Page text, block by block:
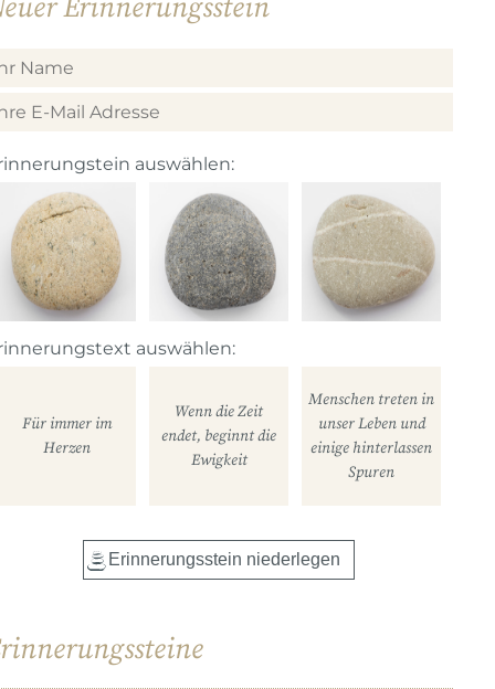
Erinnerungsstein
auswählen:
auswählen:
Für immer im
Herzen
Wenn die Zeit
endet, beginnt die
Ewigkeit
Menschen treten in
unser Leben und
einige hinterlassen
Spuren